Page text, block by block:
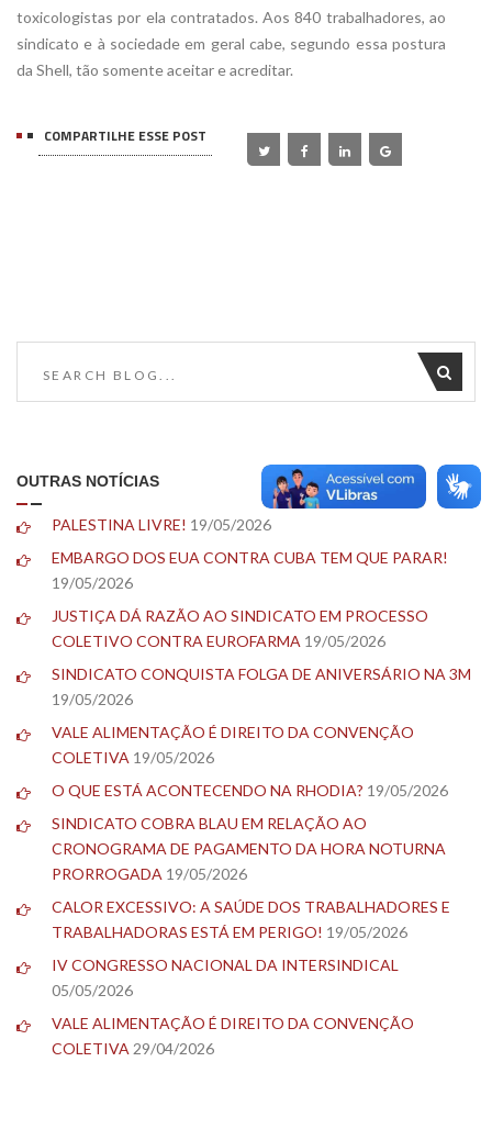
toxicologistas por ela contratados. Aos 840 trabalhadores, ao
sindicato e à sociedade em geral cabe, segundo essa postura
da Shell, tão somente aceitar e acreditar.
COMPARTILHE ESSE POST
OUTRAS NOTÍCIAS
PALESTINA LIVRE! 19/05/2026
EMBARGO DOS EUA CONTRA CUBA TEM QUE PARAR!
19/05/2026
JUSTIÇA DÁ RAZÃO AO SINDICATO EM PROCESSO
COLETIVO CONTRA EUROFARMA 19/05/2026
SINDICATO CONQUISTA FOLGA DE ANIVERSÁRIO NA 3M
19/05/2026
VALE ALIMENTAÇÃO É DIREITO DA CONVENÇÃO
COLETIVA 19/05/2026
O QUE ESTÁ ACONTECENDO NA RHODIA? 19/05/2026
SINDICATO COBRA BLAU EM RELAÇÃO AO
CRONOGRAMA DE PAGAMENTO DA HORA NOTURNA
PRORROGADA 19/05/2026
CALOR EXCESSIVO: A SAÚDE DOS TRABALHADORES E
TRABALHADORAS ESTÁ EM PERIGO! 19/05/2026
IV CONGRESSO NACIONAL DA INTERSINDICAL
05/05/2026
VALE ALIMENTAÇÃO É DIREITO DA CONVENÇÃO
COLETIVA 29/04/2026